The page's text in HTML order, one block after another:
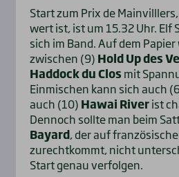
Start zum Prix de
wert ist, ist um 15.32 Uhr. Elf
sich im Band. Auf dem
zwischen (9) Hold Up des
Haddock du Clos mit
Einmischen kann sich auch
auch (10) Hawai Riverist
Dennoch sollte man beim
Bayard, der auf
zurechtkommt, nicht
Start genau verfolgen.